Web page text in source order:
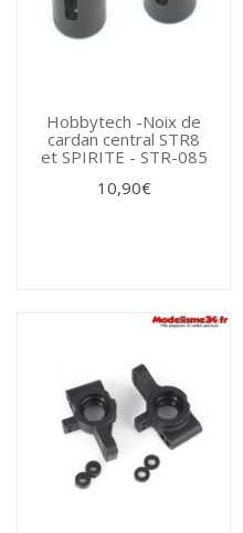
Hobbytech -Noix de
cardan central STR8
et SPIRITE - STR-085
10,90€